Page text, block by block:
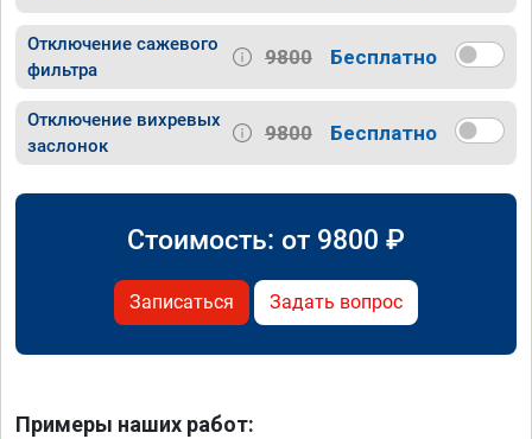
Отключение сажевого
фильтра
9800 Бесплатно
Отключение вихревых
заслонок
9800 Бесплатно
Стоимость: от 9800 ₽
Записаться Задать вопрос
Примеры наших работ: